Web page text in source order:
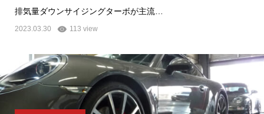
排気量ダウンサイジングターボが主流…
2023.03.30 113 view